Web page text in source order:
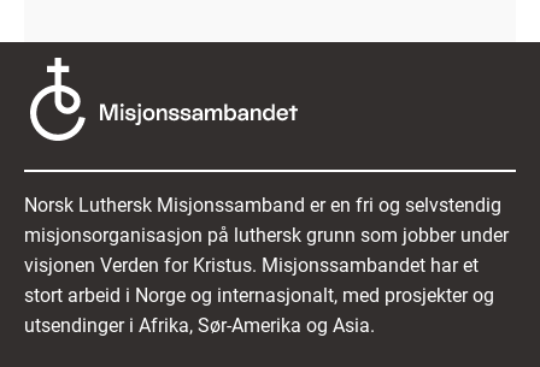
Norsk Luthersk Misjonssamband er en fri og selvstendig
misjonsorganisasjon på luthersk grunn som jobber under
visjonen Verden for Kristus. Misjonssambandet har et
stort arbeid i Norge og internasjonalt, med prosjekter og
utsendinger i Afrika, Sør-Amerika og Asia.